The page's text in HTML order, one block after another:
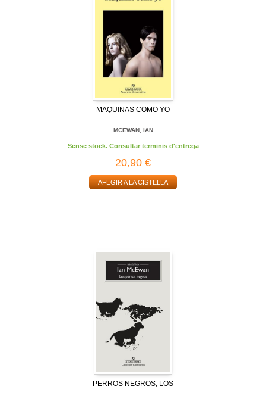
MAQUINAS COMO YO
MCEWAN, IAN
Sense stock. Consultar terminis d'entrega
20,90 €
AFEGIR A LA CISTELLA
PERROS NEGROS, LOS